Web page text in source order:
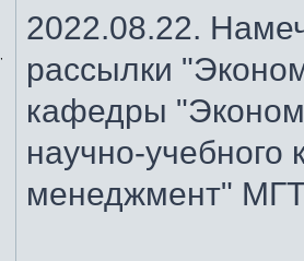
2022.08.22.
рассылки
кафедры
научно-
менеджмент"